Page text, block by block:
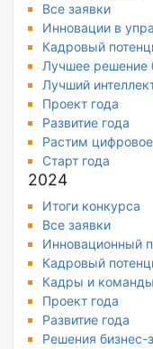
Все заявки
Инновации в
Кадровый
Лучшее решение
Лучший
Проект года
Развитие года
Растим
Старт года
2024
Итоги конкурса
Все заявки
Инновационный
Кадровый
Кадры и команды
Проект года
Развитие года
Решения бизнес-